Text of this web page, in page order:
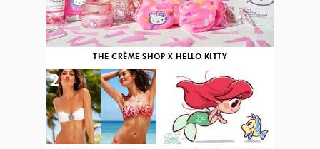
THE CRÈME SHOP X HELLO KITTY
2 3